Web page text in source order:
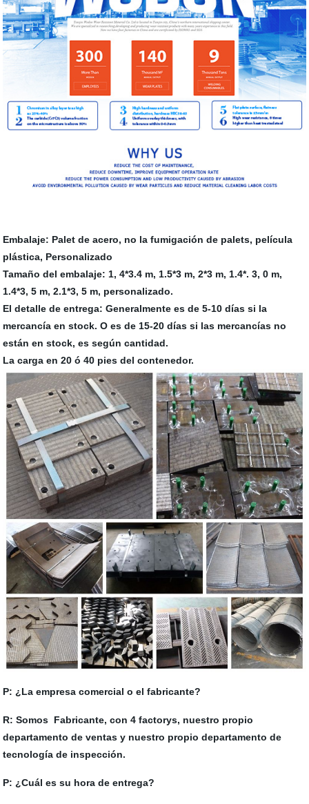
Embalaje: Palet de acero, no la fumigación de palets, película
plástica, Personalizado
Tamaño del embalaje: 1, 4*3.4 m, 1.5*3 m, 2*3 m, 1.4*. 3, 0 m,
1.4*3, 5 m, 2.1*3, 5 m, personalizado.
El detalle de entrega: Generalmente es de 5-10 días si la
mercancía en stock. O es de 15-20 días si las mercancías no
están en stock, es según cantidad.
La carga en 20 ó 40 pies del contenedor.
P: ¿La empresa comercial o el fabricante?
R: Somos Fabricante, con 4 factorys, nuestro propio
departamento de ventas y nuestro propio departamento de
tecnología de inspección.
P: ¿Cuál es su hora de entrega?